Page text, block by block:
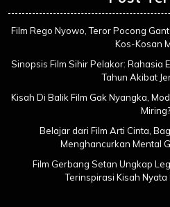
Film Rego Nyowo, Teror Pocong
Kos-Kosan
Sinopsis Film Sihir Pelakor: Rahasia
Tahun Akibat
Kisah Di Balik Film Gak Nyangka,
Miring?
Belajar dari Film Arti Cinta,
Menghancurkan Mental
Film Gerbang Setan Ungkap
Terinspirasi Kisah